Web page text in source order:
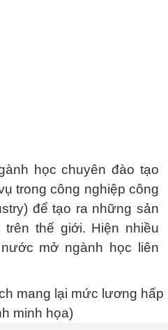
học chuyên đào tạo
trong công nghiệp công
để tạo ra những sản
thế giới. Hiện nhiều
mở ngành học liên